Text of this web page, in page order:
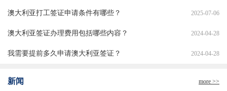
澳大利亚打工签证申请条件有哪些？ 2025-07-06
澳大利亚签证办理费用包括哪些内容？ 2024-04-28
我需要提前多久申请澳大利亚签证？ 2024-04-28
新闻 more >>